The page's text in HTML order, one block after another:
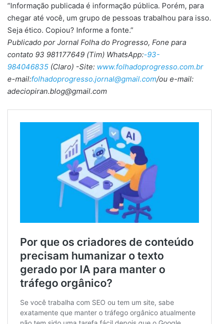
“Informação publicada é informação pública. Porém, para
chegar até você, um grupo de pessoas trabalhou para isso.
Seja ético. Copiou? Informe a fonte.”
Publicado por Jornal Folha do Progresso, Fone para
contato 93 981177649 (Tim) WhatsApp:-93-
984046835 (Claro) -Site: www.folhadoprogresso.com.br
e-mail:folhadoprogresso.jornal@gmail.com/ou e-mail:
adeciopiran.blog@gmail.com